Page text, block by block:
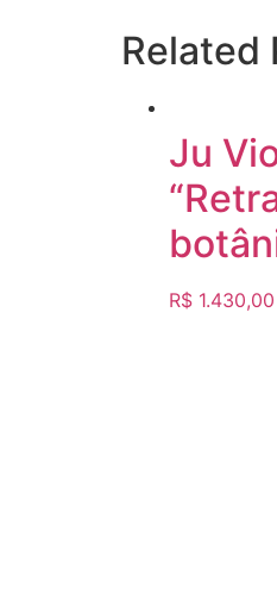
Related
Ju
R$ 1.430,00